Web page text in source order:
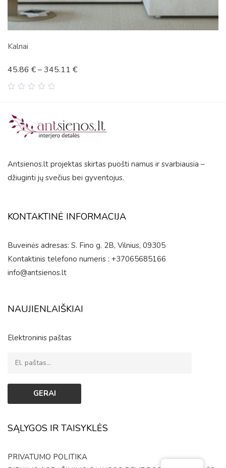
Kalnai
5
45.86 €–345.11 €
Antsienos.lt projektas skirtas puošti namus ir svarbiausia –
džiuginti jų svečius bei gyventojus.
KONTAKTINĖ INFORMACIJA
Buveinės adresas: S. Fino g. 2B, Vilnius, 09305
Kontaktinis telefono numeris : +37065685166
info@antsienos.lt
NAUJIENLAIŠKIAI
Elektroninis paštas
SĄLYGOS IR TAISYKLĖS
PRIVATUMO POLITIKA